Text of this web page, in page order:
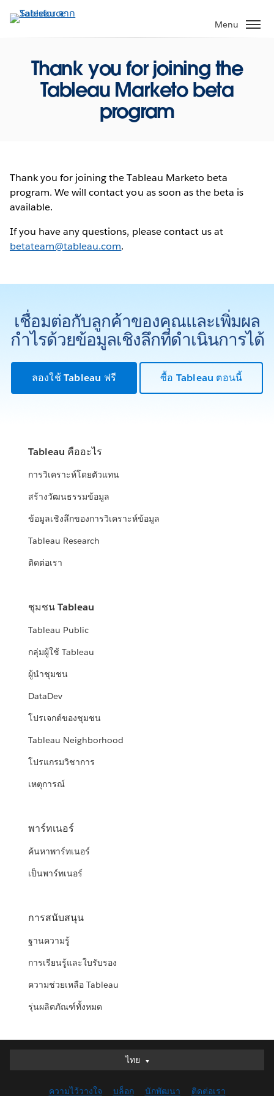
ไป
Menu
Thank you for joining the
Tableau Marketo beta
program
Thank you for joining the Tableau Marketo beta
program. We will contact you as soon as the beta is
available.
If you have any questions, please contact us at
betateam@tableau.com.
เชื่อมต่อกับลูกค้าของคุณและเพิ่มผล
กำไรด้วยข้อมูลเชิงลึกที่ดำเนินการได้
ลองใช้ Tableau ฟรี ซื้อ Tableau ตอนนี้
Tableau คืออะไร
การวิเคราะห์โดยตัวแทน
สร้างวัฒนธรรมข้อมูล
ข้อมูลเชิงลึกของการวิเคราะห์ข้อมูล
Tableau Research
ติดต่อเรา
ชุมชน Tableau
Tableau Public
กลุ่มผู้ใช้ Tableau
ผู้นำชุมชน
DataDev
โปรเจกต์ของชุมชน
Tableau Neighborhood
โปรแกรมวิชาการ
เหตุการณ์
พาร์ทเนอร์
ค้นหาพาร์ทเนอร์
เป็นพาร์ทเนอร์
การสนับสนุน
ฐานความรู้
การเรียนรู้และใบรับรอง
ความช่วยเหลือ Tableau
รุ่นผลิตภัณฑ์ทั้งหมด
ไทย
ไทย
English (UK)
ความไว้วางใจ บล็อก นักพัฒนา ติดต่อเรา